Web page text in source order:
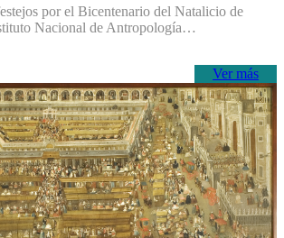
por el Bicentenario del Natalicio de
Nacional de Antropología…
Ver más